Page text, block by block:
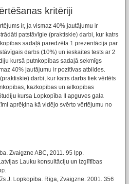
kritēriji
ir, ja vismaz 40% jautājumu ir
patstāvīgie (praktiskie) darbi, kur katrs
sadaļā paredzēta 1 prezentācija par
darbs (10%) un ieskaites tests ar 2
kursā putnkopības sadaļā sekmīgs
40% jautājumu ir pozitīvas atbildes.
darbi, kur katrs darbs tiek vērtēts
kazkopības un aitkopības
kursa Lopkopība II apguves gala
aprēķina kā vidējo svērto vērtējumu no
Zvaigzne ABC, 2011. 95 lpp.
Lauku konsultāciju un izglītības
J. Lopkopība. Rīga, Zvaigzne. 2001. 356